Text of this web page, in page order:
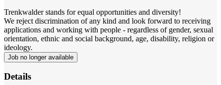
Trenkwalder stands for equal opportunities and diversity!
We reject discrimination of any kind and look forward to receiving
applications and working with people - regardless of gender, sexual
orientation, ethnic and social background, age, disability, religion or
ideology.
Job no longer available
Details